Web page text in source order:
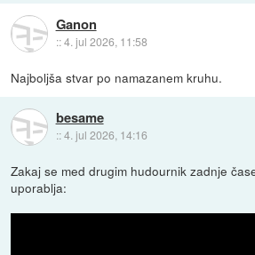
Ganon
::4. jul 2026, 11:58
Najboljša stvar po namazanem kruhu.
besame
::4. jul 2026, 14:16
Zakaj se med drugim hudournik zadnje
uporablja: